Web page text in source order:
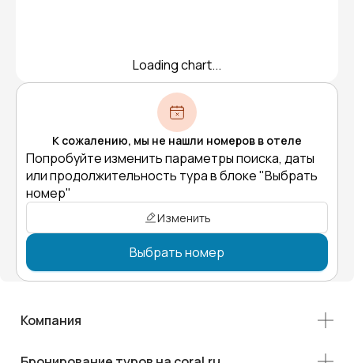
Loading chart...
К сожалению, мы не нашли номеров в отеле
Попробуйте изменить параметры поиска, даты
или продолжительность тура в блоке "Выбрать
номер"
Изменить
Выбрать номер
Компания